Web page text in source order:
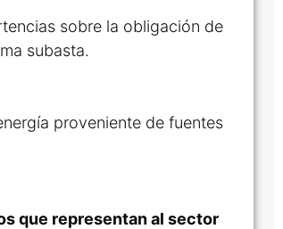
sobre la obligación de
subasta.
proveniente de fuentes
que representan al sector